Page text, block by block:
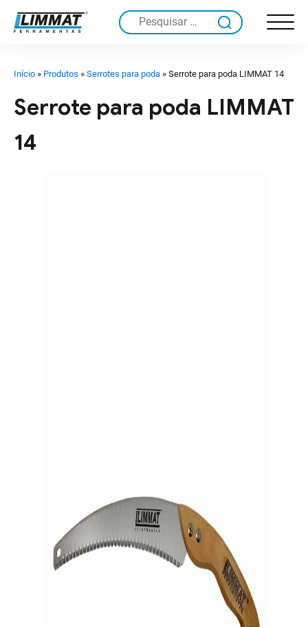
Pesquisar
Início » Produtos » Serrotes para poda » Serrote para poda LIMMAT 14
Serrote para poda LIMMAT
14